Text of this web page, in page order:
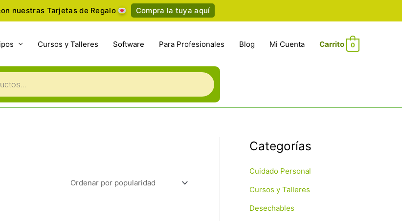
nuestras Tarjetas de Regalo Compra la tuya aquí
Cursos y Talleres Software Para Profesionales Blog Mi Cuenta 0
Categorías
Cuidado Personal
Cursos y Talleres
Desechables